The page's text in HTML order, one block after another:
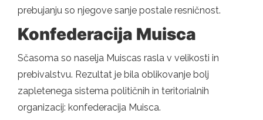
prebujanju so njegove sanje postale resničnost.
Konfederacija Muisca
Sčasoma so naselja Muiscas rasla v velikosti in
prebivalstvu. Rezultat je bila oblikovanje bolj
zapletenega sistema političnih in teritorialnih
organizacij: konfederacija Muisca.